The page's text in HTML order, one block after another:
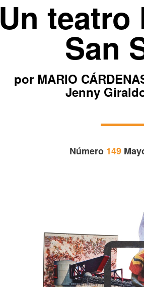
Un teatro
San
por MARIO
Jenny
Número 149